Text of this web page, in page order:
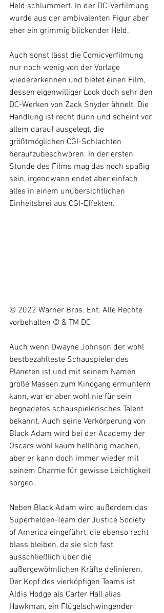
Held schlummert. In der DC-Verfilmung
wurde aus der ambivalenten Figur aber
eher ein grimmig blickender Held.
Auch sonst lässt die Comicverfilmung
nur noch wenig von der Vorlage
wiedererkennen und bietet einen Film,
dessen eigenwilliger Look doch sehr den
DC-Werken von Zack Snyder ähnelt. Die
Handlung ist recht dünn und scheint vor
allem darauf ausgelegt, die
größtmöglichen CGI-Schlachten
heraufzubeschwören. In der ersten
Stunde des Films mag das noch spaßig
sein, irgendwann endet aber einfach
alles in einem unübersichtlichen
Einheitsbrei aus CGI-Effekten.
© 2022 Warner Bros. Ent. Alle Rechte
vorbehalten © & TM DC
Auch wenn Dwayne Johnson der wohl
bestbezahlteste Schauspieler des
Planeten ist und mit seinem Namen
große Massen zum Kinogang ermuntern
kann, war er aber wohl nie für sein
begnadetes schauspielerisches Talent
bekannt. Auch seine Verkörperung von
Black Adam wird bei der Academy der
Oscars wohl kaum hellhörig machen,
aber er kann doch immer wieder mit
seinem Charme für gewisse Leichtigkeit
sorgen.
Neben Black Adam wird außerdem das
Superhelden-Team der Justice Society
of America eingeführt, die ebenso recht
blass bleiben, da sie sich fast
ausschließlich über die
außergewöhnlichen Kräfte definieren.
Der Kopf des vierköpfigen Teams ist
Aldis Hodge als Carter Hall alias
Hawkman, ein Flügelschwingender